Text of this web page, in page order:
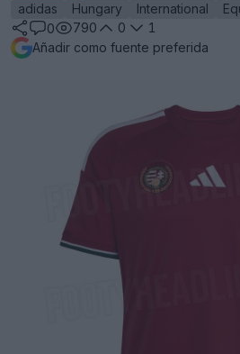
adidas
Hungary International
0
790 0
1
Añadir como fuente preferida